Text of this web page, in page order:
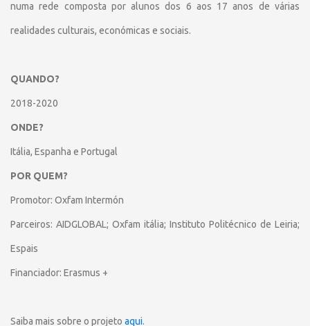
numa rede composta por alunos dos 6 aos 17 anos de várias
realidades culturais, económicas e sociais.
QUANDO?
2018-2020
ONDE?
Itália, Espanha e Portugal
POR QUEM?
Promotor: Oxfam Intermón
Parceiros: AIDGLOBAL; Oxfam itália; Instituto Politécnico de Leiria;
Espais
Financiador: Erasmus +
Saiba mais sobre o projeto aqui.